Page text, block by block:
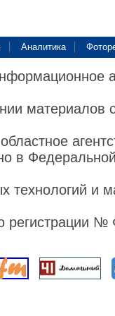
Аналитика
материалов
в
технологий и
регистрации